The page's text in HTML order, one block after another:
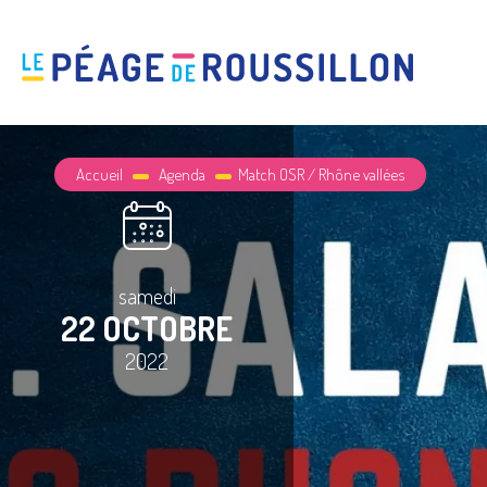
Accueil Agenda Match OSR / Rhône vallées
samedi
22 OCTOBRE
2022